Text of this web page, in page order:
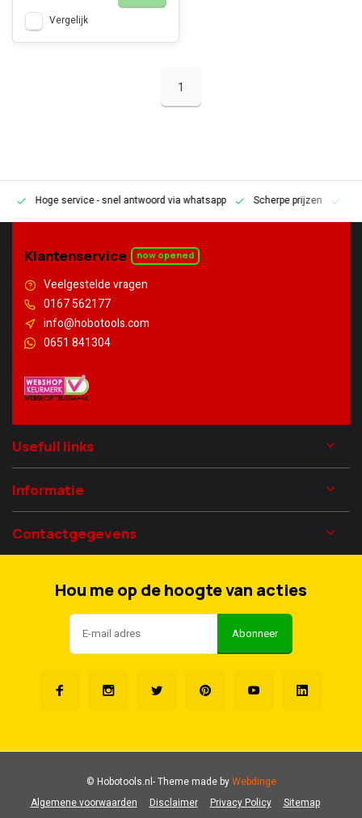
Vergelijk
1
Hoge service- snel antwoord via whatsapp Scherpe prijzen
Klantenservice now opened
Veelgestelde vragen
0167 562177
info@hobotools.com
0651 841304
Usefull links
Informatie
Contactgegevens
Hou me op de hoogte van acties
Abonneer
Algemene voorwaarden Disclaimer Privacy Policy Sitemap
© Hobotools.nl- Theme made byWebdinge